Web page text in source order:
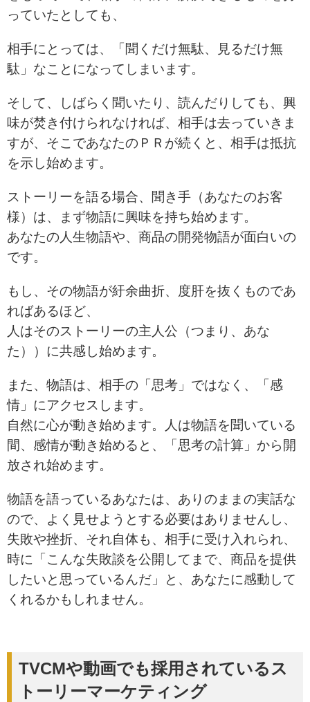
っていたとしても、
相手にとっては、「聞くだけ無駄、見るだけ無
駄」なことになってしまいます。
そして、しばらく聞いたり、読んだりしても、興
味が焚き付けられなければ、 相手は去っていきま
すが、そこであなたのＰＲが続くと、相手は抵抗
を示し始めます。
ストーリーを語る場合、聞き手（あなたのお客
様）は、まず物語に興味を持ち始めます。
あなたの人生物語や、商品の開発物語が面白いの
です。
もし、その物語が紆余曲折、度肝を抜くものであ
ればあるほど、
人はそのストーリーの主人公（つまり、あな
た））に共感し始めます。
また、物語は、相手の「思考」ではなく、「感
情」にアクセスします。
自然に心が動き始めます。人は物語を聞いている
間、感情が動き始めると、「思考の計算」から開
放され始めます。
物語を語っているあなたは、ありのままの実話な
ので、よく見せようとする必要はありませんし、
失敗や挫折、それ自体も、相手に受け入れられ、
時に「こんな失敗談を公開してまで、 商品を提供
したいと思っているんだ」と、あなたに感動して
くれるかもしれません。
TVCMや動画でも採用されているス
トーリーマーケティング